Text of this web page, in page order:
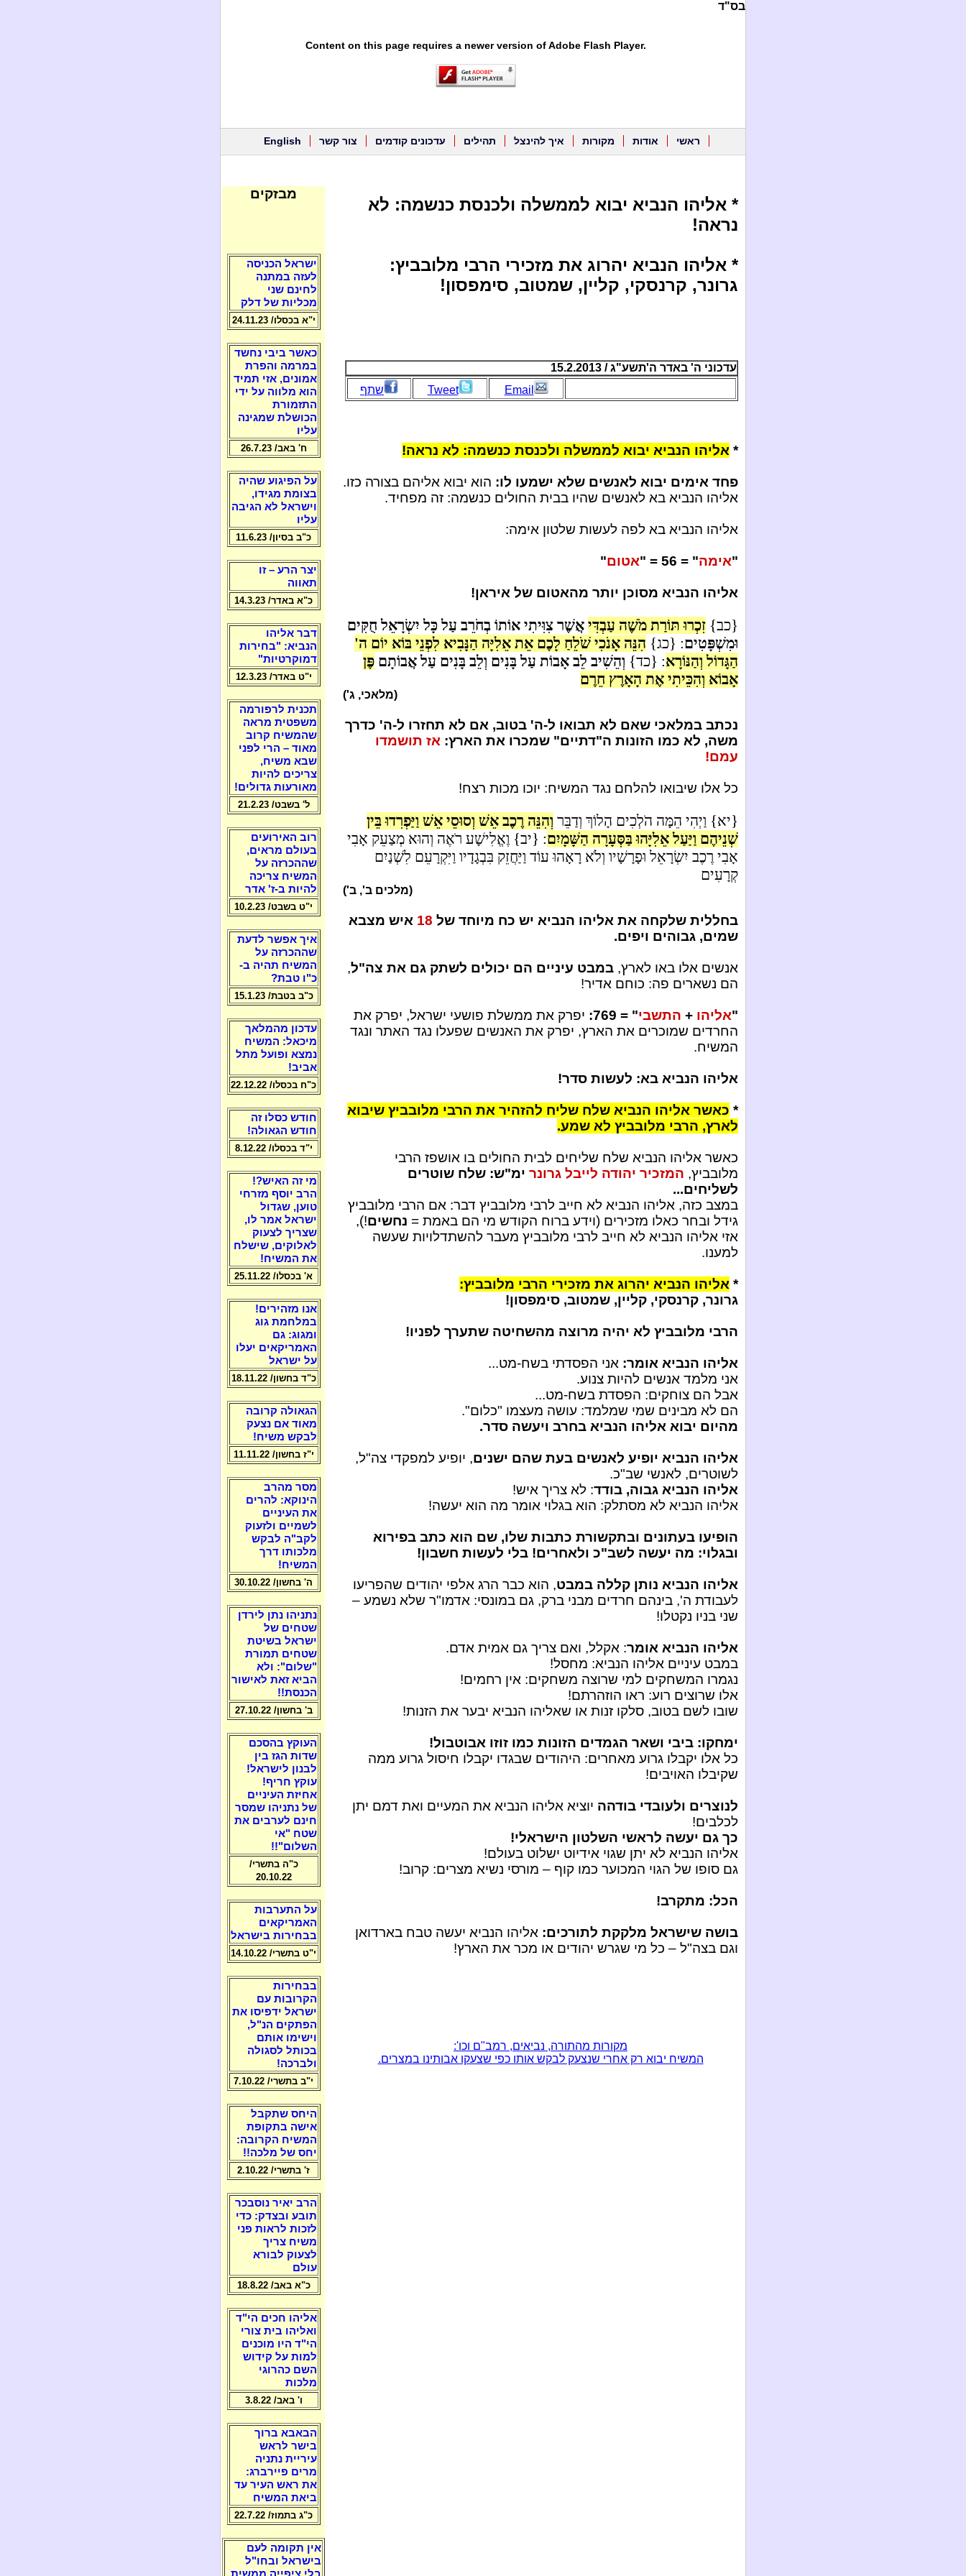
בס"ד
Content on this page requires a newer version of Adobe Flash Player.
ראשי אודות מקורות איך להינצל תהילים עדכונים קודמים צור קשר English
* אליהו הנביא יבוא לממשלה ולכנסת כנשמה: לא
נראה!
* אליהו הנביא יהרוג את מזכירי הרבי מלובביץ:
גרונר, קרנסקי, קליין, שמטוב, סימפסון!
עדכוני ה' באדר ה'תשע"ג / 15.2.2013
Email
Tweet שתף
* אליהו הנביא יבוא לממשלה ולכנסת כנשמה: לא נראה!
פחד אימים יבוא לאנשים שלא ישמעו לו: הוא יבוא אליהם בצורה כזו.
אליהו הנביא בא לאנשים שהיו בבית החולים כנשמה: זה מפחיד.
אליהו הנביא בא לפה לעשות שלטון אימה:
"אימה" = 56 = " אטום"
אליהו הנביא מסוכן יותר מהאטום של איראן!
{כב} זִכְרוּ תּוֹרַת מֹשֶׁה עַבְדִּי אֲשֶׁר צִוִּיתִי אוֹתוֹ בְחֹרֵב עַל כָּל יִשְׂרָאֵל חֻקִּים
וּמִשְׁפָּטִים: {כג} הִנֵּה אָנֹכִי שֹׁלֵחַ לָכֶם אֵת אֵלִיָּה הַנָּבִיא לִפְנֵי בּוֹא יוֹם ה'
הַגָּדוֹל וְהַנּוֹרָא: {כד} וְהֵשִׁיב לֵב אָבוֹת עַל בָּנִים וְלֵב בָּנִים עַל אֲבוֹתָם פֶּן
אָבוֹא וְהִכֵּיתִי אֶת הָאָרֶץ חֵרֶם
(מלאכי, ג')
נכתב במלאכי שאם לא תבואו ל-ה' בטוב, אם לא תחזרו ל-ה' כדרך
משה, לא כמו הזונות ה"דתיים" שמכרו את הארץ: אז תושמדו
עמם!
כל אלו שיבואו להלחם נגד המשיח: יוכו מכות רצח!
{יא} וַיְהִי הֵמָּה הֹלְכִים הָלוֹךְ וְדַבֵּר וְהִנֵּה רֶכֶב אֵשׁ וְסוּסֵי אֵשׁ וַיַּפְרִדוּ בֵּין
שְׁנֵיהֶם וַיַּעַל אֵלִיָּהוּ בַּסְּעָרָה הַשָּׁמָיִם: {יב} וֶאֱלִישָׁע רֹאֶה וְהוּא מְצַעֵק אָבִי
אָבִי רֶכֶב יִשְׂרָאֵל וּפָרָשָׁיו וְלֹא רָאָהוּ עוֹד וַיַּחֲזֵק בִּבְגָדָיו וַיִּקְרָעֵם לִשְׁנַיִם
קְרָעִים
(מלכים ב', ב')
בחללית שלקחה את אליהו הנביא יש כח מיוחד של 18 איש מצבא
שמים, גבוהים ויפים.
אנשים אלו באו לארץ, במבט עיניים הם יכולים לשתק גם את צה"ל,
הם נשארים פה: כוחם אדיר!
"אליהו + התשבי" = 769:
יפרק את ממשלת פושעי ישראל, יפרק את
החרדים שמוכרים את הארץ, יפרק את האנשים שפעלו נגד האתר ונגד
המשיח.
אליהו הנביא בא: לעשות סדר!
* כאשר אליהו הנביא שלח שליח להזהיר את הרבי מלובביץ שיבוא
לארץ, הרבי מלובביץ לא שמע.
כאשר אליהו הנביא שלח שליחים לבית החולים בו אושפז הרבי
מלובביץ, המזכיר יהודה לייבל גרונר ימ"ש: שלח שוטרים
לשליחים...
במצב כזה, אליהו הנביא לא חייב לרבי מלובביץ דבר: אם הרבי מלובביץ
גידל ובחר כאלו מזכירים (וידע ברוח הקודש מי הם באמת = נחשים!),
אזי אליהו הנביא לא חייב לרבי מלובביץ מעבר להשתדלויות שעשה
למענו.
* אליהו הנביא יהרוג את מזכירי הרבי מלובביץ:
גרונר, קרנסקי, קליין, שמטוב, סימפסון!
הרבי מלובביץ לא יהיה מרוצה מהשחיטה שתערך לפניו!
אליהו הנביא אומר: אני הפסדתי בשח-מט...
אני מלמד אנשים להיות צנוע.
אבל הם צוחקים: הפסדת בשח-מט...
הם לא מבינים שמי שמלמד: עושה מעצמו "כלום".
מהיום יבוא אליהו הנביא בחרב ויעשה סדר.
אליהו הנביא יופיע לאנשים בעת שהם ישנים, יופיע למפקדי צה"ל,
לשוטרים, לאנשי שב"כ.
אליהו הנביא גבוה, בודד: לא צריך איש!
אליהו הנביא לא מסתלק: הוא בגלוי אומר מה הוא יעשה!
הופיעו בעתונים ובתקשורת כתבות שלו, שם הוא כתב בפירוא
ובגלוי: מה יעשה לשב"כ ולאחרים! בלי לעשות חשבון!
אליהו הנביא נותן קללה במבט, הוא כבר הרג אלפי יהודים שהפריעו
לעבודת ה', בינהם חרדים מבני ברק, גם במונסי: אדמו"ר שלא נשמע –
שני בניו נקטלו!
אליהו הנביא אומר: אקלל, ואם צריך גם אמית אדם.
במבט עיניים אליהו הנביא: מחסל!
נגמרו המשחקים למי שרוצה משחקים: אין רחמים!
אלו שרוצים רוע: ראו הוזהרתם!
שובו לשם בטוב, סלקו זנות או שאליהו הנביא יבער את הזנות!
ימחקו: ביבי ושאר הגמדים הזונות כמו זוזו אבוטבול!
כל אלו יקבלו גרוע מאחרים: היהודים שבגדו יקבלו חיסול גרוע ממה
שקיבלו האויבים!
לנוצרים ולעובדי בודהה יוציא אליהו הנביא את המעיים ואת דמם יתן
לכלבים!
כך גם יעשה לראשי השלטון הישראלי!
אליהו הנביא לא יתן שגוי אידיוט ישלוט בעולם!
גם סופו של הגוי המכוער כמו קוף – מורסי נשיא מצרים: קרוב!
הכל: מתקרב!
בושה שישראל מלקקת לתורכים: אליהו הנביא יעשה טבח בארדואן
וגם בצה"ל – כל מי שגרש יהודים או מכר את הארץ!
מקורות מהתורה, נביאים, רמב"ם וכו':
המשיח יבוא רק אחרי שנצעק לבקש אותו כפי שצעקו אבותינו במצרים.
מבזקים
ישראל הכניסה
לעזה במתנה
לחינם שני
מכליות של דלק
י"א בכסלו/ 24.11.23
כאשר ביבי נחשד
במרמה והפרת
אמונים, אזי תמיד
הוא מלווה על ידי
התזמורת
הכושלת שמגינה
עליו
ח' באב/ 26.7.23
על הפיגוע שהיה
בצומת מגידו,
וישראל לא הגיבה
עליו
כ"ב בסיון/ 11.6.23
יצר הרע – זו
תאווה
כ"א באדר/ 14.3.23
דבר אליהו
הנביא: "בחירות
דמוקרטיות"
י"ט באדר/ 12.3.23
תכנית לרפורמה
משפטית מראה
שהמשיח קרוב
מאוד – הרי לפני
שבא משיח,
צריכים להיות
מאורעות גדולים!
ל' בשבט/ 21.2.23
רוב האירועים
בעולם מראים,
שההכרזה על
המשיח צריכה
להיות ב-ז' אדר
י"ט בשבט/ 10.2.23
איך אפשר לדעת
שההכרזה על
המשיח תהיה ב-
כ"ו טבת?
כ"ב בטבת/ 15.1.23
עדכון מהמלאך
מיכאל: המשיח
נמצא ופועל מתל
אביב!
כ"ח בכסלו/ 22.12.22
חודש כסלו זה
חודש הגאולה!
י"ד בכסלו/ 8.12.22
מי זה האיש?!
הרב יוסף מזרחי
טוען, שגדול
ישראל אמר לו,
שצריך לצעוק
לאלוקים, שישלח
את המשיח!
א' בכסלו/ 25.11.22
אנו מזהירים!
במלחמת גוג
ומגוג: גם
האמריקאים יעלו
על ישראל
כ"ד בחשון/ 18.11.22
הגאולה קרובה
מאוד אם נצעק
לבקש משיח!
י"ז בחשון/ 11.11.22
מסר מהרב
הינוקא: להרים
את העיניים
לשמיים ולזעוק
לקב"ה לבקש
מלכותו דרך
המשיח!
ה' בחשון/ 30.10.22
נתניהו נתן לירדן
שטחים של
ישראל בשיטת
שטחים תמורת
"שלום": ולא
הביא זאת לאישור
הכנסת!!
ב' בחשון/ 27.10.22
העוקץ בהסכם
שדות הגז בין
לבנון לישראל!
עוקץ חריף!
אחיזת העיניים
של נתניהו שמסר
חינם לערבים את
שטח "אי
השלום"!!
כ"ה בתשרי/
20.10.22
על התערבות
האמריקאים
בבחירות בישראל
י"ט בתשרי/ 14.10.22
בבחירות
הקרובות עם
ישראל ידפיסו את
הפתקים הנ"ל,
וישימו אותם
בכותל לסגולה
ולברכה!
י"ב בתשרי/ 7.10.22
היחס שתקבל
אישה בתקופת
המשיח הקרובה:
יחס של מלכה!!
ז' בתשרי/ 2.10.22
הרב יאיר נוסבכר
תובע ובצדק: כדי
לזכות לראות פני
משיח צריך
לצעוק לבורא
עולם
כ"א באב/ 18.8.22
אליהו חכים הי"ד
ואליהו בית צורי
הי"ד היו מוכנים
למות על קידוש
השם כהרוגי
מלכות
ו' באב/ 3.8.22
הבאבא ברוך
בישר לראש
עיריית נתניה
מרים פיירברג:
את ראש העיר עד
ביאת המשיח
כ"ג בתמוז/ 22.7.22
אין תקומה לעם
בישראל ובחו"ל